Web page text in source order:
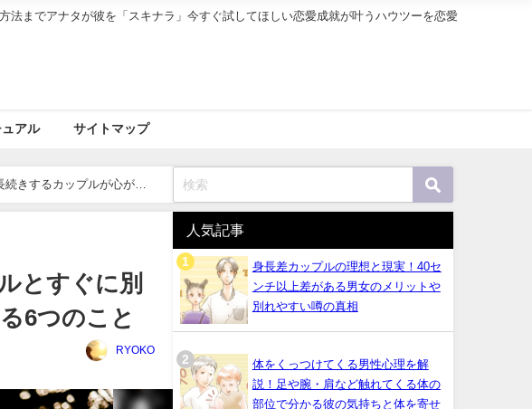
までアナタが彼を「スキナラ」今すぐ試してほしい恋愛成就が叶うハウツーを恋愛
アル サイトマップ
きするカップルが心がけ
とすぐに別
6つのこと
RYOKO
人気記事
身長差カップルの理想と現実！40セ
ンチ以上差がある男女のメリットや
別れやすい噂の真相
体をくっつけてくる男性心理を解
説！足や腕・肩など触れてくる体の
部位で分かる彼の気持ちと体を寄せ